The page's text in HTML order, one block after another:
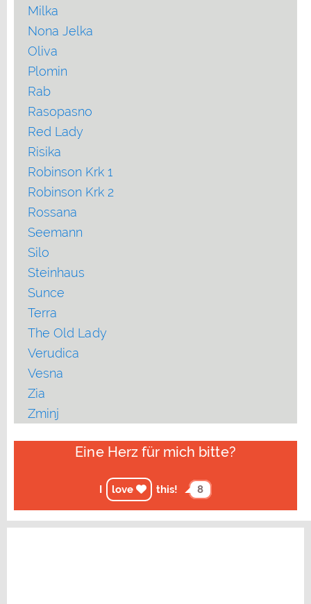
Milka
Nona Jelka
Oliva
Plomin
Rab
Rasopasno
Red Lady
Risika
Robinson Krk 1
Robinson Krk 2
Rossana
Seemann
Silo
Steinhaus
Sunce
Terra
The Old Lady
Verudica
Vesna
Zia
Zminj
Eine Herz für mich bitte?
I love this! 8